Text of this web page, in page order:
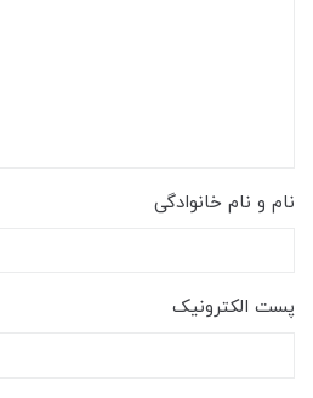
نام و نام خانوادگی
پست الکترونیک